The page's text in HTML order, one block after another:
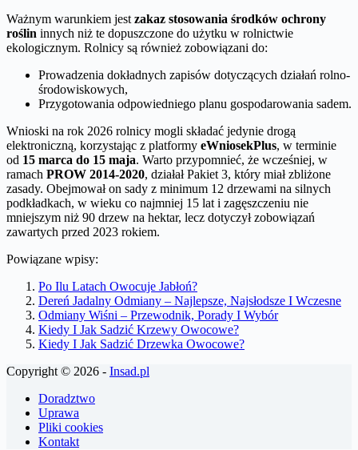
Ważnym warunkiem jest zakaz stosowania środków ochrony
roślin innych niż te dopuszczone do użytku w rolnictwie
ekologicznym. Rolnicy są również zobowiązani do:
Prowadzenia dokładnych zapisów dotyczących działań rolno-
środowiskowych,
Przygotowania odpowiedniego planu gospodarowania sadem.
Wnioski na rok 2026 rolnicy mogli składać jedynie drogą
elektroniczną, korzystając z platformy eWniosekPlus, w terminie
od 15 marca do 15 maja. Warto przypomnieć, że wcześniej, w
ramach PROW 2014-2020, działał Pakiet 3, który miał zbliżone
zasady. Obejmował on sady z minimum 12 drzewami na silnych
podkładkach, w wieku co najmniej 15 lat i zagęszczeniu nie
mniejszym niż 90 drzew na hektar, lecz dotyczył zobowiązań
zawartych przed 2023 rokiem.
Powiązane wpisy:
Po Ilu Latach Owocuje Jabłoń?
Dereń Jadalny Odmiany – Najlepsze, Najsłodsze I Wczesne
Odmiany Wiśni – Przewodnik, Porady I Wybór
Kiedy I Jak Sadzić Krzewy Owocowe?
Kiedy I Jak Sadzić Drzewka Owocowe?
Copyright © 2026 - Insad.pl
Doradztwo
Uprawa
Pliki cookies
Kontakt